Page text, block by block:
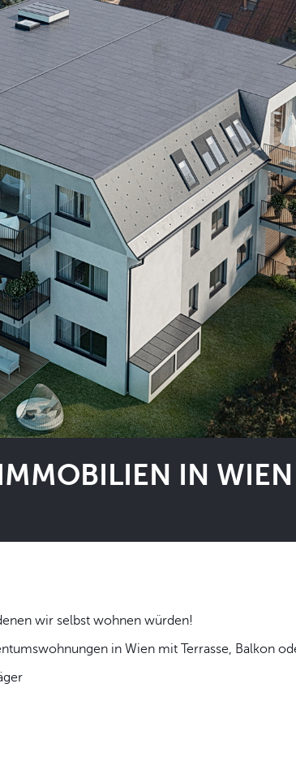
IN WIEN
in denen wir selbst wohnen würden!
in Wien mit Terrasse, Balkon